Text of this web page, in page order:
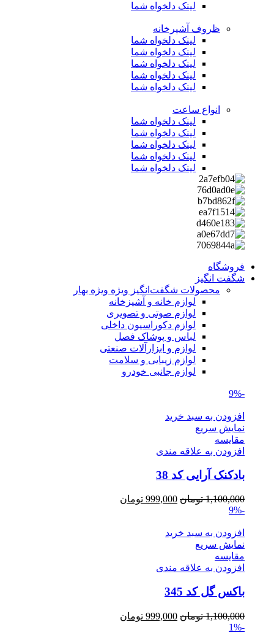
لینک دلخواه شما
ظروف آشپرخانه
لینک دلخواه شما
لینک دلخواه شما
لینک دلخواه شما
لینک دلخواه شما
لینک دلخواه شما
انواع ساعت
لینک دلخواه شما
لینک دلخواه شما
لینک دلخواه شما
لینک دلخواه شما
لینک دلخواه شما
فروشگاه
شگفت انگیز
محصولات شگفت‌انگیز ویژه ویژه بهار
لوازم خانه و آشپزخانه
لوازم صوتی و تصویری
لوازم دکوراسیون داخلی
لباس و پوشاک فصل
لوازم و ابزارآلات صنعتی
لوازم زیبایی و سلامت
لوازم جانبی خودرو
-9%
افزودن به سبد خرید
نمایش سریع
مقايسه
افزودن به علاقه مندی
بادکنک آرایی کد 38
1,100,000 تومان Original
1,100,000 تومان.
999,000 تومان
-9%
افزودن به سبد خرید
نمایش سریع
مقايسه
افزودن به علاقه مندی
باکس گل کد 345
1,100,000 تومان Original
999,000 تومان
-1%